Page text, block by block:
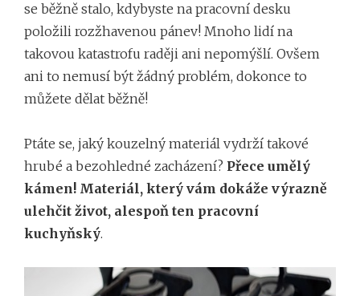
se běžně stalo, kdybyste na pracovní desku
položili rozžhavenou pánev! Mnoho lidí na
takovou katastrofu raději ani nepomýšlí. Ovšem
ani to nemusí být žádný problém, dokonce to
můžete dělat běžně!
Ptáte se, jaký kouzelný materiál vydrží takové
hrubé a bezohledné zacházení? Přece umělý
kámen! Materiál, který vám dokáže výrazně
ulehčit život, alespoň ten pracovní
kuchyňský.